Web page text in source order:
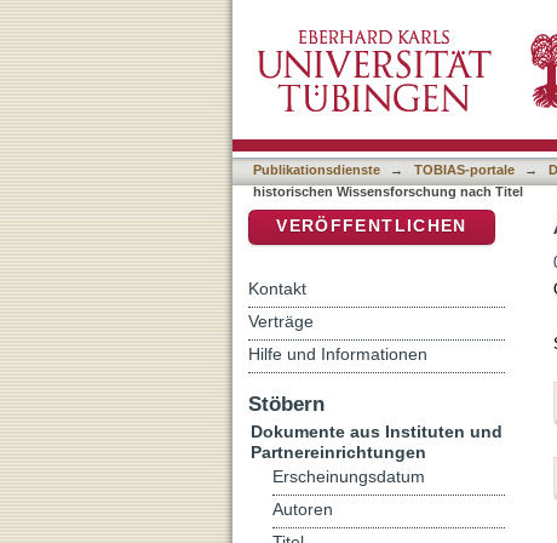
Publikationsdienste → TOBIAS-portale →
historischen Wissensforschung nach Titel
VERÖFFENTLICHEN
Kontakt
Verträge
Hilfe und Informationen
Stöbern
Dokumente aus Instituten und
Partnereinrichtungen
Erscheinungsdatum
Autoren